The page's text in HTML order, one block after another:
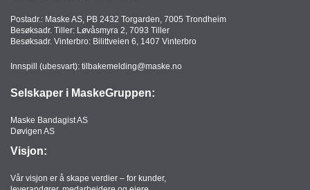
Postadr.: Maske AS, PB 2432 Torgarden, 7005 Trondheim
Besøksadr. Tiller: Løvåsmyra 2, 7093 Tiller
Besøksadr. Vinterbro: Bilittveien 6, 1407 Vinterbro
Innspill (ubesvart): tilbakemelding@maske.no
Selskaper i MaskeGruppen:
Maske Bandagist AS
Døvigen AS
Visjon:
Vår visjon er å skape verdier – for kunder,